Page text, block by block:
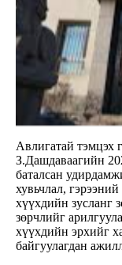
Авлигатай тэмцэх
З.Дашдаваагийн
баталсан
хувьчлал,
хүүхдийн зусланг
зөрчлийг
хүүхдийн эрхийг
байгуулагдан